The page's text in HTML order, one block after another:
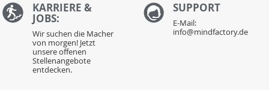
KARRIERE &
JOBS:
Wir suchen die Macher
von morgen! Jetzt
unsere offenen
Stellenangebote
entdecken.
SUPPORT
E-Mail:
info@mindfactory.de